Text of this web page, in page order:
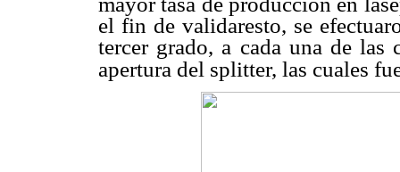
el fin de validaresto, se
tercer grado, a cada una de
apertura del splitter, las cuales